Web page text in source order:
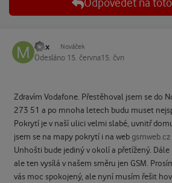
Odpovědět na
Max Nováček
Odesláno 15. června15. čvn
Zdravím Vodafone. Přestěhoval jsem se do
273 51 a po mnoha letech budu muset
Pokrytí je v naší ulici velmi slabé, uvnitř
jsem se na mapy pokrytí i na webgsmweb.cz
Unhošti bude jediný v okolí a přetížený.
ale ten vysílá v našem směru jen GSM.
vás moc spokojený, ale nyní musím řešit